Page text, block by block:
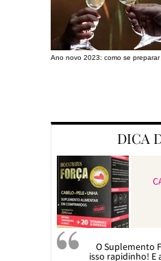
Ano novo 2023: como se
DICA
O Suplemento
isso rapidinho! E